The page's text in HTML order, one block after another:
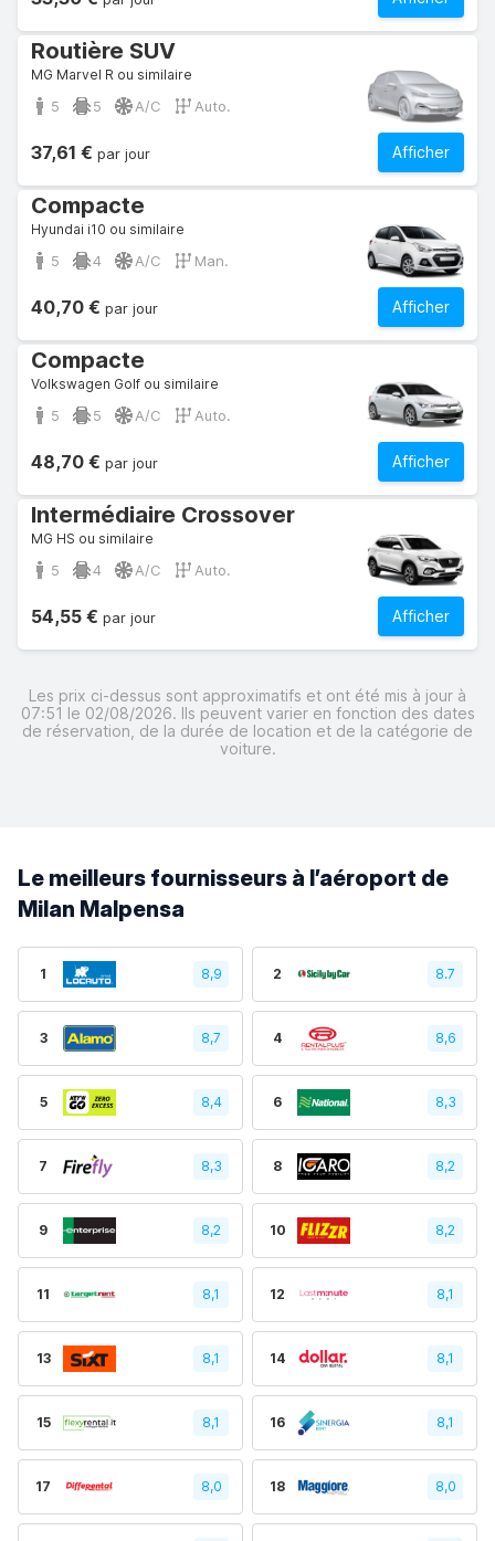
Routière SUV
MG Marvel R ou similaire
5 5 A/C Auto.
Afficher
37,61 € par jour
Compacte
Hyundai i10 ou similaire
5 4 A/C Man.
Afficher
40,70 € par jour
Compacte
Volkswagen Golf ou similaire
5 5 A/C Auto.
Afficher
48,70 € par jour
Intermédiaire Crossover
MG HS ou similaire
5 4 A/C Auto.
Afficher
54,55 € par jour
Les prix ci-dessus sont approximatifs et ont été mis à jour à
07:51 le 02/08/2026. Ils peuvent varier en fonction des dates
de réservation, de la durée de location et de la catégorie de
voiture.
Le meilleurs fournisseurs à l’aéroport de
Milan Malpensa
1 8,9 2 8.7
3 8,7 4 8,6
5 8,4 6 8,3
7 8,3 8 8,2
9 8,2 10 8,2
11 8,1 12 8,1
13 8,1 14 8,1
15 8,1 16 8,1
17 8,0 18 8,0